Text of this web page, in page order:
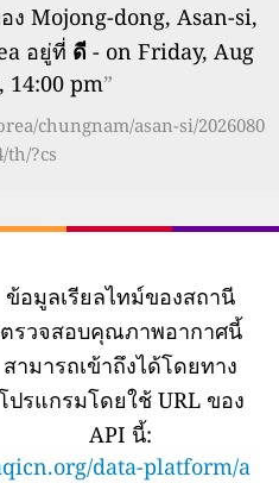
Mojong-dong, Asan-si,
อยู่ที่ ดี- on Friday, Aug
14:00 pm”
chungnam/asan-si/2026080
th/?cs
ข้อมูลเรียลไทม์ของสถานี
ตรวจสอบคุณภาพอากาศนี้
สามารถเข้าถึงได้โดยทาง
ปรแกรมโดยใช้ URL ของ
API นี้:
data-platform/a